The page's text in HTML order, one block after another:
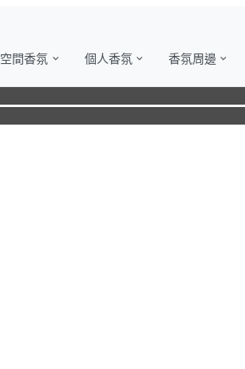
空間香氛 個人香氛 香氛周邊